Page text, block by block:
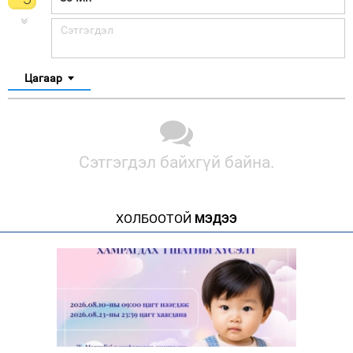
Цагаар
Сэтгэгдэл байхгүй байна.
ХОЛБООТОЙ МЭДЭЭ